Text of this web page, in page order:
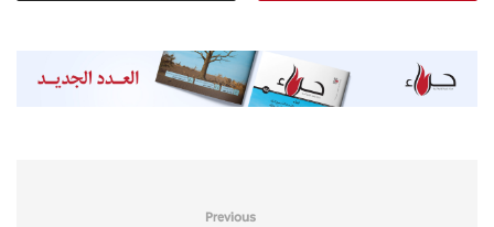
Previous